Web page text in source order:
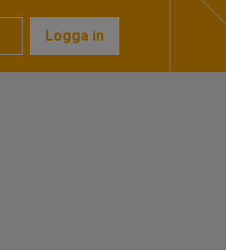
Logga in